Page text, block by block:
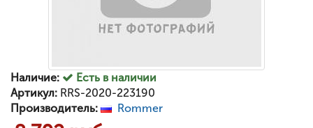
Наличие:
Есть в наличии
Артикул: RRS-2020-223190
Производитель:
Rommer